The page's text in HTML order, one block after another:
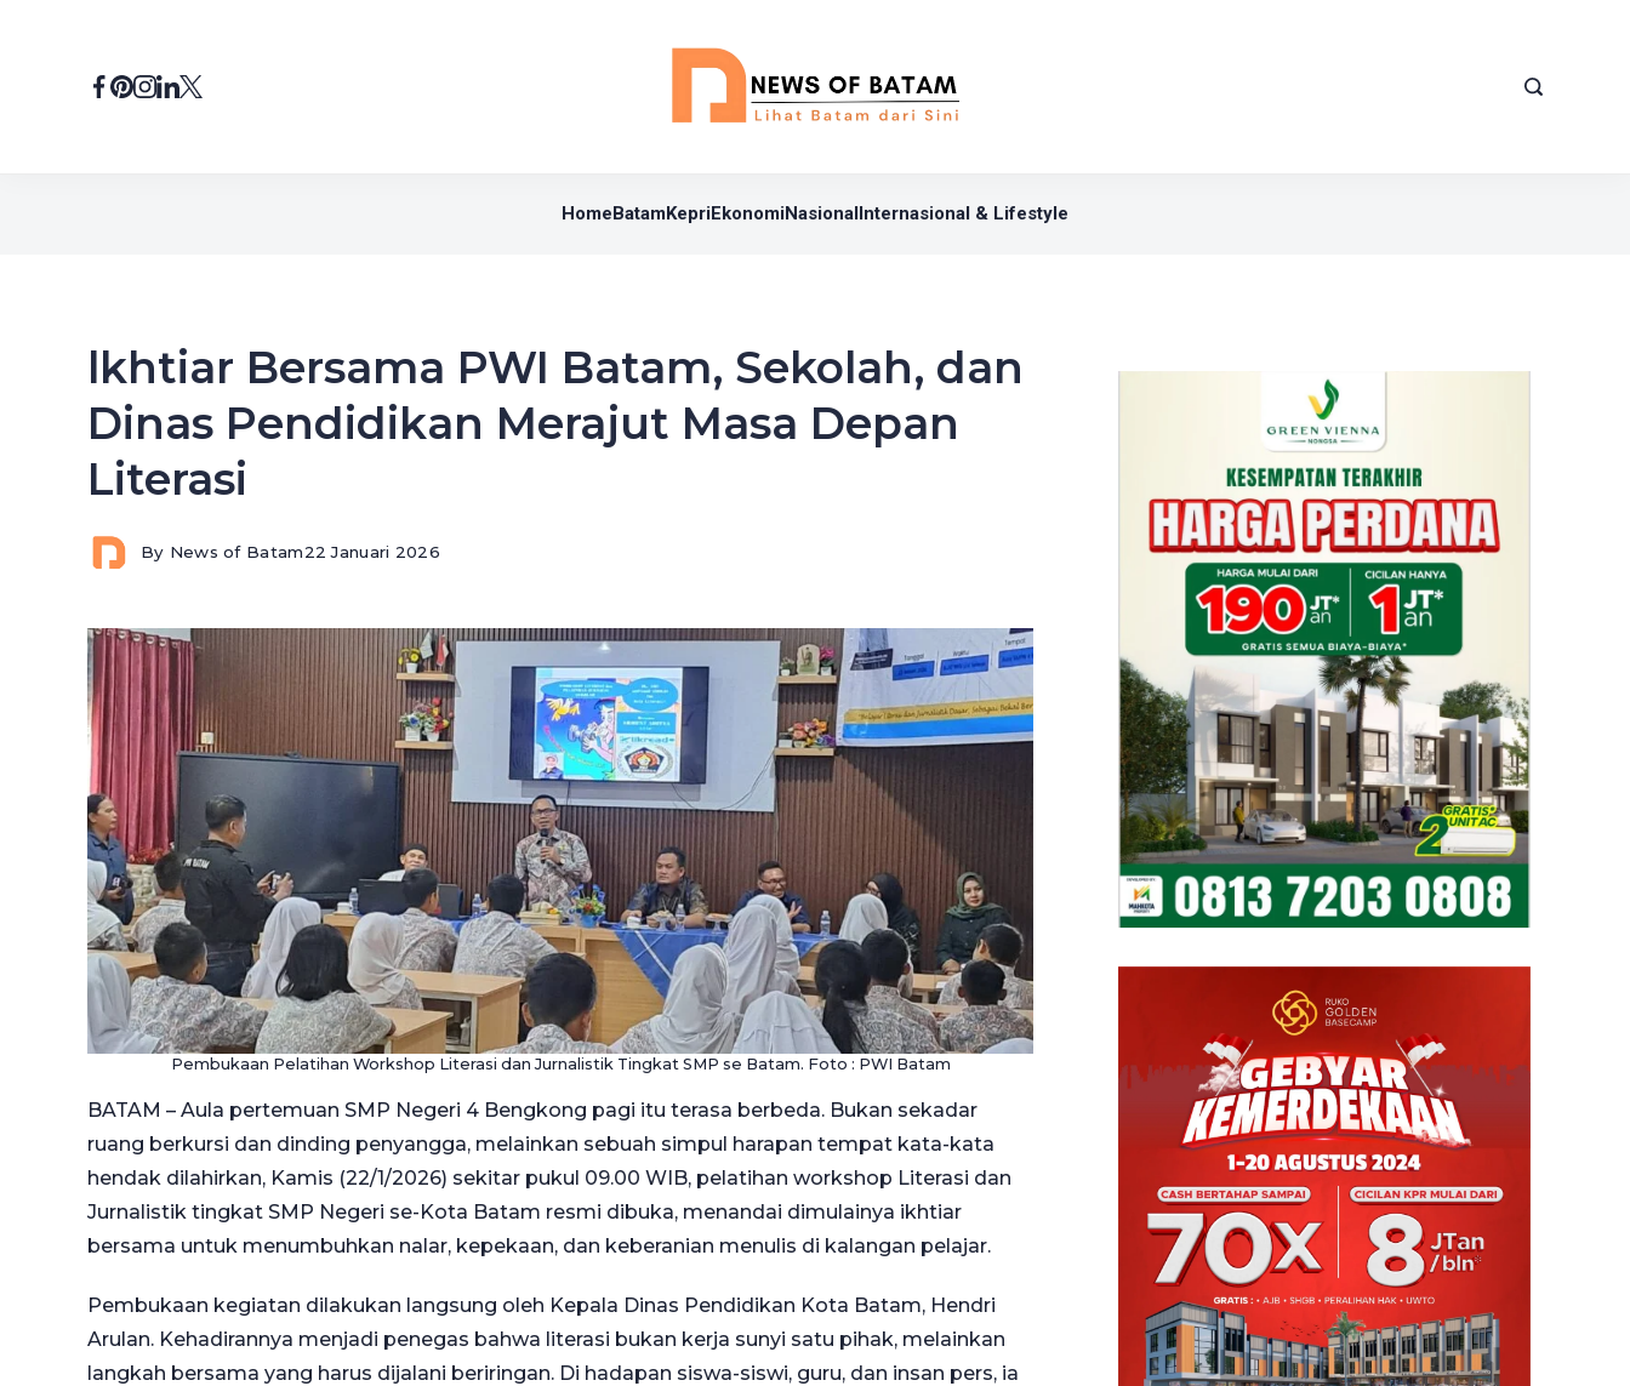
HomeBatamKepriEkonomiNasionalInternasional & Lifestyle
lkhtiar Bersama PWI Batam, Sekolah, dan
Dinas Pendidikan Merajut Masa Depan
Literasi
By News of Batam22 Januari 2026
Pembukaan Pelatihan Workshop Literasi dan Jurnalistik Tingkat SMP se Batam. Foto : PWI Batam
BATAM – Aula pertemuan SMP Negeri 4 Bengkong pagi itu terasa berbeda. Bukan sekadar
ruang berkursi dan dinding penyangga, melainkan sebuah simpul harapan tempat kata-kata
hendak dilahirkan, Kamis (22/1/2026) sekitar pukul 09.00 WIB, pelatihan workshop Literasi dan
Jurnalistik tingkat SMP Negeri se-Kota Batam resmi dibuka, menandai dimulainya ikhtiar
bersama untuk menumbuhkan nalar, kepekaan, dan keberanian menulis di kalangan pelajar.
Pembukaan kegiatan dilakukan langsung oleh Kepala Dinas Pendidikan Kota Batam, Hendri
Arulan. Kehadirannya menjadi penegas bahwa literasi bukan kerja sunyi satu pihak, melainkan
langkah bersama yang harus dijalani beriringan. Di hadapan siswa-siswi, guru, dan insan pers, ia